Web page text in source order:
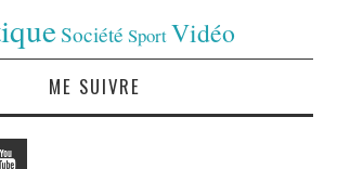
Société SportVidéo
ME SUIVRE